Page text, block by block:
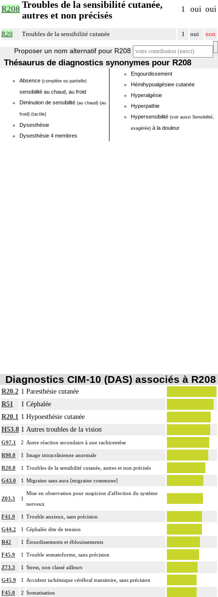
R208 Troubles de la sensibilité cutanée,
autres et non précisés
1 oui oui
R20 Troubles de la sensibilité cutanée 1 oui non
Proposer un nom alternatif pour R208
Thésaurus de diagnostics synonymes pour R208
Absence (complète ou partielle)
sensibilité au chaud, au froid
Diminution de sensibilité (au chaud) (au
froid) (tactile)
Dysesthésie
Dysesthésie 4 membres
Engourdissement
Hémihypoalgésiee cutanée
Hyperalgésie
Hyperpathie
Hypersensibilité (voir aussi Sensibilité,
exagérée) à la douleur
Diagnostics CIM-10 (DAS) associés à R208
R20.2 1 Paresthésie cutanée
R51
1 Céphalée
R20.1 1 Hypoesthésie cutanée
H53.8 1 Autres troubles de la vision
G97.1 2 Autre réaction secondaire à une rachicentèse
R90.0 1 Image intracrânienne anormale
R20.8 1 Troubles de la sensibilité cutanée, autres et non précisés
G43.0 1 Migraine sans aura [migraine commune]
Z03.3 1
Mise en observation pour suspicion d'affection du système
nerveux
F41.9 1 Trouble anxieux, sans précision
G44.2 1 Céphalée dite de tension
R42 1 Étourdissements et éblouissements
F45.9 1 Trouble somatoforme, sans précision
Z73.3 1 Stress, non classé ailleurs
G45.9 1 Accident ischémique cérébral transitoire, sans précision
F45.0 2 Somatisation